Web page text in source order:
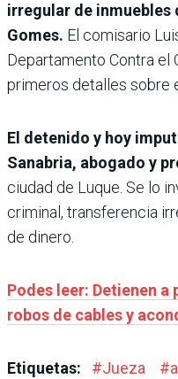
irregular de inmuebles
Gomes. El comisario
Departamento Contra el
primeros detalles sobre
El detenido y hoy
Sanabria, abogado y
ciudad de Luque. Se lo
criminal, transferencia
de dinero.
Podes leer: Detienen
robos de cables y
Etiquetas: #Jueza #